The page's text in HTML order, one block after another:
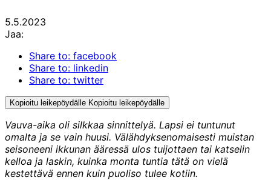
5.5.2023
Jaa:
Share to: facebook
Share to: linkedin
Share to: twitter
Kopioitu leikepöydälle Kopioitu leikepöydälle
Vauva-aika oli silkkaa sinnittelyä. Lapsi ei tuntunut
omalta ja se vain huusi. Välähdyksenomaisesti muistan
seisoneeni ikkunan ääressä ulos tuijottaen tai katselin
kelloa ja laskin, kuinka monta tuntia tätä on vielä
kestettävä ennen kuin puoliso tulee kotiin.